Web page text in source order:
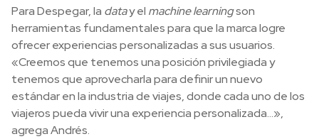
Para Despegar, la datay el machine learningson
herramientas fundamentales para que la marca logre
ofrecer experiencias personalizadas a sus usuarios.
«Creemos que tenemos una posición privilegiada y
tenemos que aprovecharla para definir un nuevo
estándar en la industria de viajes, donde cada uno de los
viajeros pueda vivir una experiencia personalizada…»,
agrega Andrés.